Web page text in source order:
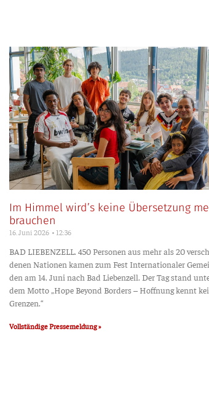
Im Himmel wird’s keine Übersetzung
brauchen
16. Juni 2026 12:36
BAD LIEBENZELL. 450 Per­so­nen aus mehr als 20
de­nen Natio­nen kamen zum Fest Inter­na­tio­na­ler
den am 14. Juni nach Bad Lie­ben­zell. Der Tag stand
dem Mot­to „Hope Bey­ond Bor­ders – Hoff­nung kennt
Grenzen.“
Voll­stän­di­ge Pressemeldung »